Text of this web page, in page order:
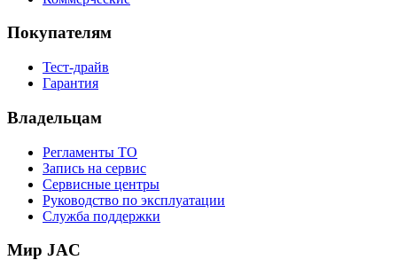
Покупателям
Тест-драйв
Гарантия
Владельцам
Регламенты ТО
Запись на сервис
Сервисные центры
Руководство по эксплуатации
Служба поддержки
Мир JAC